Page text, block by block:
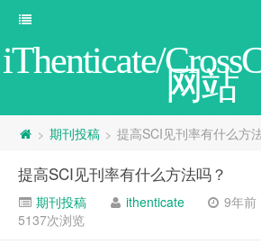
iThenticate/
网站
> 期刊投稿 > 提高SCI见刊率有什么方
提高SCI见刊率有什么方法吗？
期刊投稿 ithenticate
9年前
5137次浏览